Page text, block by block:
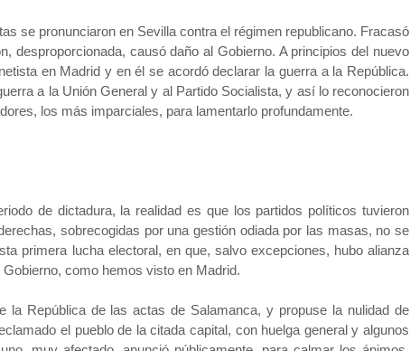
se pronunciaron en Sevilla contra el régimen republicano. Fracasó
desproporcionada, causó daño al Gobierno. A principios del nuevo
en Madrid y en él se acordó declarar la guerra a la República.
a la Unión General y al Partido Socialista, y así lo reconocieron
los más imparciales, para lamentarlo profundamente.
de dictadura, la realidad es que los partidos políticos tuvieron
sobrecogidas por una gestión odiada por las masas, no se
primera lucha electoral, en que, salvo excepciones, hubo alianza
como hemos visto en Madrid.
la República de las actas de Salamanca, y propuse la nulidad de
el pueblo de la citada capital, con huelga general y algunos